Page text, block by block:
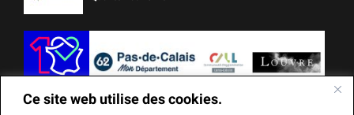
Ce site web utilise des cookies.